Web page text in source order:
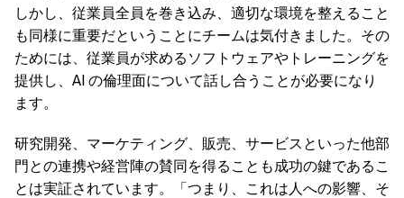
しかし、従業員全員を巻き込み、適切な環境を整えること
も同様に重要だということにチームは気付きました。その
ためには、従業員が求めるソフトウェアやトレーニングを
提供し、AI の倫理面について話し合うことが必要になり
ます。
研究開発、マーケティング、販売、サービスといった他部
門との連携や経営陣の賛同を得ることも成功の鍵であるこ
とは実証されています。「つまり、これは人への影響、そ